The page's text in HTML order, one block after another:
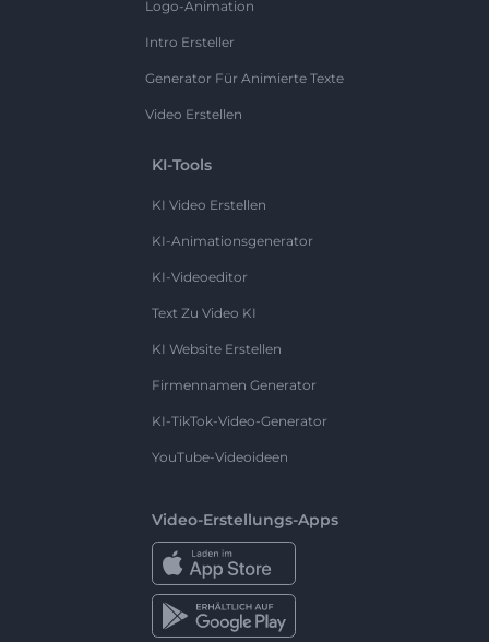
Logo-Animation
Intro Ersteller
Generator Für Animierte Texte
Video Erstellen
KI-Tools
KI Video Erstellen
KI-Animationsgenerator
KI-Videoeditor
Text Zu Video KI
KI Website Erstellen
Firmennamen Generator
KI-TikTok-Video-Generator
YouTube-Videoideen
Video-Erstellungs-Apps